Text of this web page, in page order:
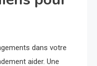
dans votre
aider. Une